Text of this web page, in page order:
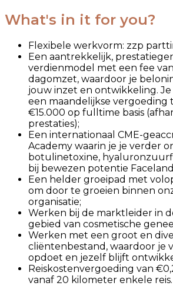
What's in it for you?
Flexibele werkvorm: zzp
Een aantrekkelijk,
verdienmodel met een fee
dagomzet, waardoor je
jouw inzet en ontwikkeling.
een maandelijkse vergoeding
€15.000 op fulltime basis
prestaties);
Een internationaal CME-
Academy waarin je je verder
botulinetoxine,
bij bewezen potentie
Een helder groeipad met
om door te groeien binnen
organisatie;
Werken bij de marktleider in
gebied van cosmetische
Werken met een groot en
cliëntenbestand, waardoor je
opdoet en jezelf blijft
Reiskostenvergoeding van
vanaf 20 kilometer enkele reis.